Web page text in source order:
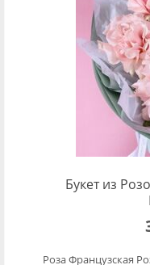
Букет из
Роза Французская